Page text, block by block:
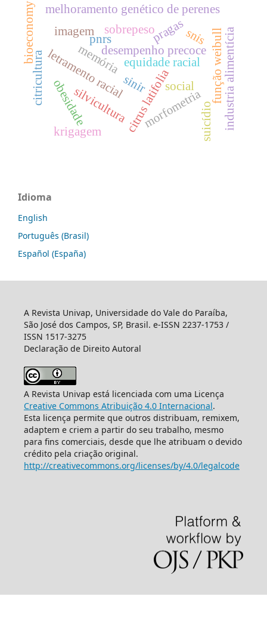
equidade racial
letramento racialcitrus latifolia
citricultura desempenho precoce
pragas
melhoramento genético de perenes
morfometria
função weibull
silvicultura
sobrepeso
obesidade
krigagem
industria alimentícia
bioeconomy pnrs snis
sinir
memória
imagem
social
suicídio
Idioma
English
Português (Brasil)
Español (España)
A Revista Univap, Universidade do Vale do Paraíba,
São José dos Campos, SP, Brasil. e-ISSN 2237-1753 /
ISSN 1517-3275
Declaração de Direito Autoral
A Revista Univap está licenciada com uma Licença
Creative Commons Atribuição 4.0 Internacional.
Esta licença permite que outros distribuam, remixem,
adaptem e criem a partir do seu trabalho, mesmo
para fins comerciais, desde que lhe atribuam o devido
crédito pela criação original.
http://creativecommons.org/licenses/by/4.0/legalcode